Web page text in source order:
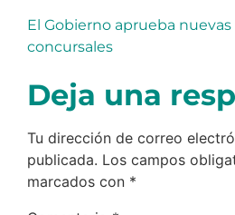
El Gobierno aprueba
concursales
Deja una
Tu dirección de correo
publicada. Los campos
marcados con *